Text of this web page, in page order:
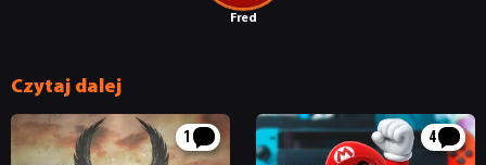
Fred
Czytaj dalej
1 4